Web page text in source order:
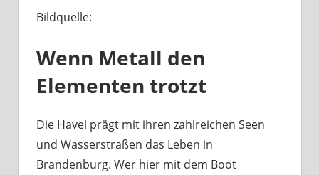
mit
Bildquelle:
Wenn Metall den
Elementen trotzt
Die Havel prägt mit ihren zahlreichen Seen
und Wasserstraßen das Leben in
Brandenburg. Wer hier mit dem Boot